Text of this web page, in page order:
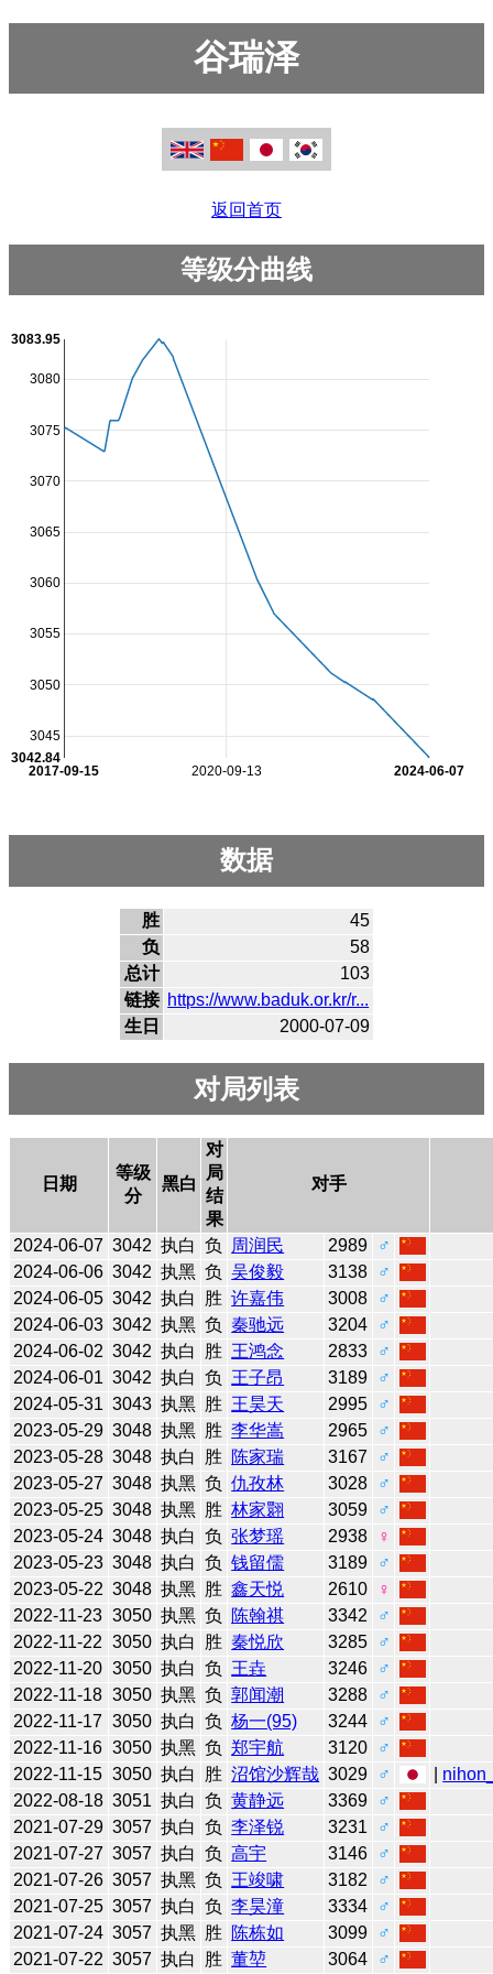
谷瑞泽
返回首页
等级分曲线
2020-09-13
2017-09-15 2024-06-07
3045
3050
3055
3060
3065
3070
3075
3080
3042.84
3083.95
数据
胜
45
负
58
总计
103
链接 https://www.baduk.or.kr/r...
生日
2000-07-09
对局列表
日期
等级
分
黑白
对
局
结
果
对手
2024-06-07 3042 执白 负 周润民 2989
♂
2024-06-06 3042 执黑 负 吴俊毅 3138
♂
2024-06-05 3042 执白 胜 许嘉伟 3008
♂
2024-06-03 3042 执黑 负 秦驰远 3204
♂
2024-06-02 3042 执白 胜 王鸿念 2833
♂
2024-06-01 3042 执白 负 王子昂 3189
♂
2024-05-31 3043 执黑 胜 王昊天 2995
♂
2023-05-29 3048 执黑 胜 李华嵩 2965
♂
2023-05-28 3048 执白 胜 陈家瑞 3167
♂
2023-05-27 3048 执黑 负 仇孜林 3028
♂
2023-05-25 3048 执黑 胜 林家翾 3059
♂
2023-05-24 3048 执白 负 张梦瑶 2938
♀
2023-05-23 3048 执白 负 钱留儒 3189
♂
2023-05-22 3048 执黑 胜 鑫天悦 2610
♀
2022-11-23 3050 执黑 负 陈翰祺 3342
♂
2022-11-22 3050 执白 胜 秦悦欣 3285
♂
2022-11-20 3050 执白 负 王垚 3246
♂
2022-11-18 3050 执黑 负 郭闻潮 3288
♂
2022-11-17 3050 执白 负 杨一(95) 3244
♂
2022-11-16 3050 执黑 负 郑宇航 3120
♂
2022-11-15 3050 执白 胜 沼馆沙辉哉 3029 ♂
2022-08-18 3051 执白 负 黄静远 3369
♂
2021-07-29 3057 执白 负 李泽锐 3231
♂
2021-07-27 3057 执白 负 高宇 3146
♂
2021-07-26 3057 执黑 负 王竣啸 3182
♂
2021-07-25 3057 执白 负 李昊潼 3334
♂
2021-07-24 3057 执黑 胜 陈栋如 3099
♂
2021-07-22 3057 执白 胜 董堃 3064 ♂